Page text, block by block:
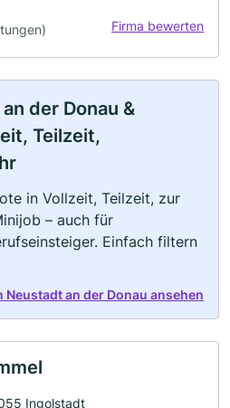
Firma bewerten
der Donau &
Teilzeit,
in Vollzeit, Teilzeit, zur
– auch für
Einfach filtern
Neustadt an der Donau ansehen
Ingolstadt